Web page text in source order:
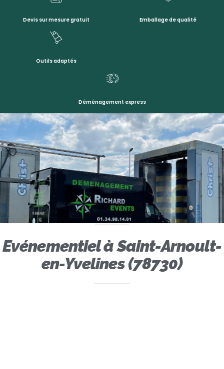
Devis sur mesure gratuit Emballage de qualité
Outils adaptés
Déménagement express
Evénementiel à Saint-Arnoult-
en-Yvelines (78730)